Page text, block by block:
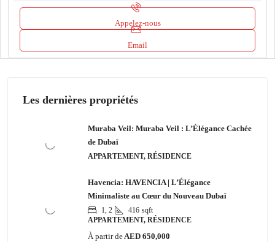
Appelez-nous
Email
Les dernières propriétés
Muraba Veil: Muraba Veil : L’Élégance Cachée
de Dubaï
APPARTEMENT, RÉSIDENCE
Havencia: HAVENCIA | L’Élégance
Minimaliste au Cœur du Nouveau Dubaï
1, 2 416 sqft
APPARTEMENT, RÉSIDENCE
À partir deAED 650,000